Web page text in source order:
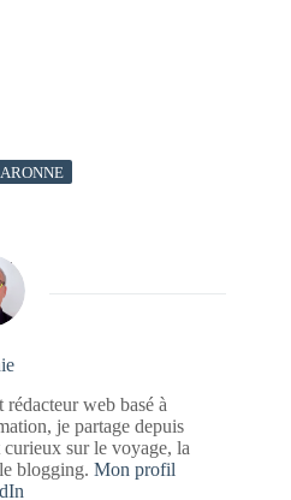
web basé à
je partage depuis
sur le voyage, la
blogging. Mon profil